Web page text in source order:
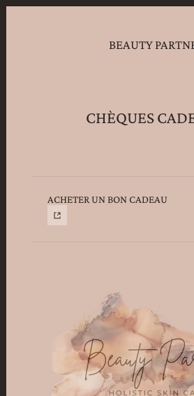
BEAUTY
CHÈQUES
ACHETER UN BON CADEAU